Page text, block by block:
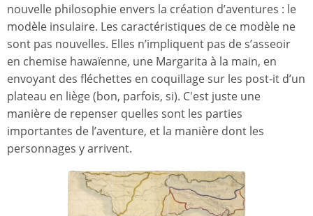
nouvelle philosophie envers la création d’aventures : le
modèle insulaire. Les caractéristiques de ce modèle ne
sont pas nouvelles. Elles n’impliquent pas de s’asseoir
en chemise hawaïenne, une Margarita à la main, en
envoyant des fléchettes en coquillage sur les post-it d’un
plateau en liège (bon, parfois, si). C'est juste une
manière de repenser quelles sont les parties
importantes de l’aventure, et la manière dont les
personnages y arrivent.